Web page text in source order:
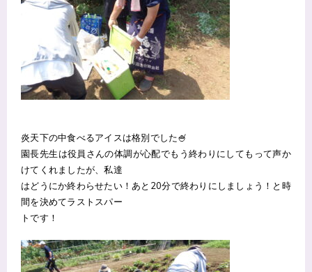
炎天下の中食べるアイスは格別でした🍧
園長先生は役員さんの体調が心配でもう終わりにしてもって声か
けてくれましたが、私達
はどうにか終わらせたい！あと20分で終わりにしましょう！と時
間を決めてラストスパー
トです！